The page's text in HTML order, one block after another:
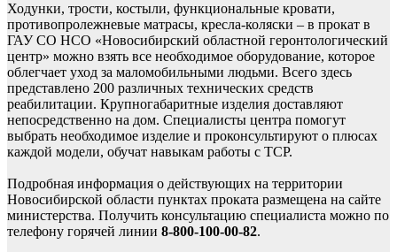
Ходунки, трости, костыли, функциональные кровати,
противопролежневые матрасы, кресла-коляски – в прокат в
ГАУ СО НСО «Новосибирский областной геронтологический
центр» можно взять все необходимое оборудование, которое
облегчает уход за маломобильными людьми. Всего здесь
представлено 200 различных технических средств
реабилитации. Крупногабаритные изделия доставляют
непосредственно на дом. Специалисты центра помогут
выбрать необходимое изделие и проконсультируют о плюсах
каждой модели, обучат навыкам работы с ТСР.
Подробная информация о действующих на территории
Новосибирской области пунктах проката размещена на сайте
министерства. Получить консультацию специалиста можно по
телефону горячей линии 8-800-100-00-82.